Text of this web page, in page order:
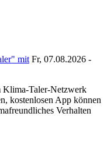
mit Fr, 07.08.2026 -
Klima-Taler-Netzwerk
kostenlosen App können
Verhalten